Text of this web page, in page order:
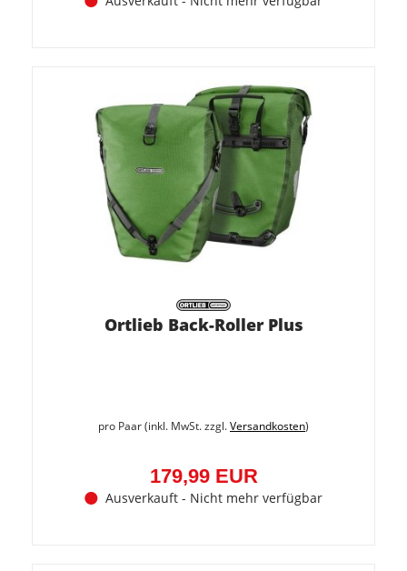
Ortlieb Back-Roller Plus
pro Paar (inkl. MwSt. zzgl.Versandkosten)
179,99 EUR
Ausverkauft - Nicht mehr verfügbar